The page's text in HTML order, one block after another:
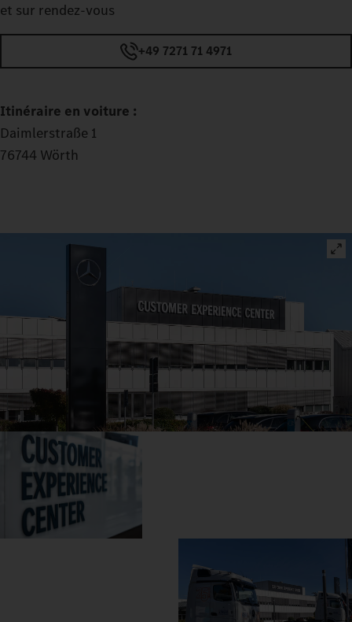
et sur rendez-vous
+49 7271 71 4971
Itinéraire en voiture :
Daimlerstraße 1
76744 Wörth